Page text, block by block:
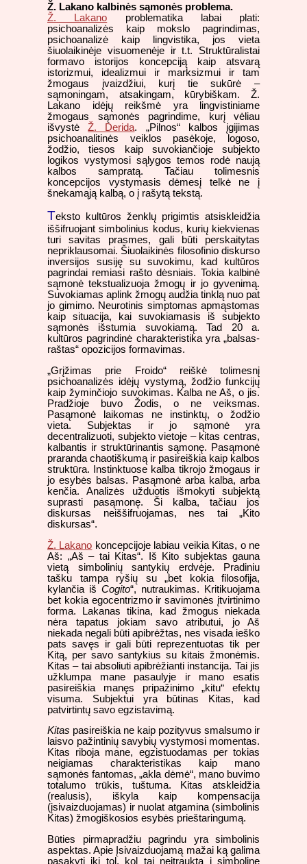
Ž. Lakano kalbinės sąmonės problema.
Ž. Lakano problematika labai plati:
psichoanalizės kaip mokslo pagrindimas,
psichoanalizė kaip lingvistika, jos vieta
šiuolaikinėje visuomenėje ir t.t. Struktūralistai
formavo istorijos koncepciją kaip atsvarą
istorizmui, idealizmui ir marksizmui ir tam
žmogaus įvaizdžiui, kurį tie sukūrė –
sąmoningam, atsakingam, kūrybiškam. Ž.
Lakano idėjų reikšmė yra lingvistiniame
žmogaus sąmonės pagrindime, kurį vėliau
išvystėŽ. Derida. „Pilnos“ kalbos įgijimas
psichoanalitinės veiklos pasėkoje, logoso,
žodžio, tiesos kaip suvokiančioje subjekto
logikos vystymosi sąlygos temos rodė naują
kalbos sampratą. Tačiau tolimesnis
koncepcijos vystymasis dėmesį telkė ne į
šnekamąją kalbą, o į rašytą tekstą.
Teksto kultūros ženklų prigimtis atsiskleidžia
iššifruojant simbolinius kodus, kurių kiekvienas
turi savitas prasmes, gali būti perskaitytas
nepriklausomai. Šiuolaikinės filosofinio diskurso
inversijos susiję su suvokimu, kad kultūros
pagrindai remiasi rašto dėsniais. Tokia kalbinė
sąmonė tekstualizuoja žmogų ir jo gyvenimą.
Suvokiamas aplink žmogų audžia tinklą nuo pat
jo gimimo. Neurotinis simptomas apmąstomas
kaip situacija, kai suvokiamasis iš subjekto
sąmonės išstumia suvokiamą. Tad 20 a.
kultūros pagrindinė charakteristika yra „balsas-
raštas“ opozicijos formavimas.
„Grįžimas prie Froido“ reiškė tolimesnį
psichoanalizės idėjų vystymą, žodžio funkcijų
kaip žyminčiojo suvokimas. Kalba ne Aš, o jis.
Pradžioje buvo Žodis, o ne veiksmas.
Pasąmonė laikomas ne instinktų, o žodžio
vieta. Subjektas ir jo sąmonė yra
decentralizuoti, subjekto vietoje – kitas centras,
kalbantis ir struktūrinantis sąmonę. Pasąmonė
praranda chaotiškumą ir pasireiškia kaip kalbos
struktūra. Instinktuose kalba tikrojo žmogaus ir
jo esybės balsas. Pasąmonė arba kalba, arba
kenčia. Analizės užduotis išmokyti subjektą
suprasti pasąmonę. Ši kalba, tačiau jos
diskursas neiššifruojamas, nes tai „Kito
diskursas“.
Ž. Lakano koncepcijoje labiau veikia Kitas, o ne
Aš: „Aš – tai Kitas“. Iš Kito subjektas gauna
vietą simbolinių santykių erdvėje. Pradiniu
tašku tampa ryšių su „bet kokia filosofija,
kylančia iš Cogito“, nutraukimas. Kritikuojama
bet kokia egocentrizmo ir savimonės įtvirtinimo
forma. Lakanas tikina, kad žmogus niekada
nėra tapatus jokiam savo atributui, jo Aš
niekada negali būti apibrėžtas, nes visada ieško
pats savęs ir gali būti reprezentuotas tik per
Kitą, per savo santykius su kitais žmonėmis.
Kitas – tai absoliuti apibrėžianti instancija. Tai jis
užklumpa mane pasaulyje ir mano esatis
pasireiškia manęs pripažinimo „kitu“ efektų
visuma. Subjektui yra būtinas Kitas, kad
patvirtintų savo egzistavimą.
Kitas pasireiškia ne kaip pozityvus smalsumo ir
laisvo pažintinių savybių vystymosi momentas.
Kitas riboja mane, egzistuodamas per tokias
neigiamas charakteristikas kaip mano
sąmonės fantomas, „akla dėmė“, mano buvimo
totalumo trūkis, tuštuma. Kitas atskleidžia
(realusis), iškyla kaip kompensacija
(įsivaizduojamas) ir nuolat atgamina (simbolinis
Kitas) žmogiškosios esybės prieštaringumą.
Būties pirmapradžiu pagrindu yra simbolinis
aspektas. Apie Įsivaizduojamą mažai ką galima
pasakyti iki tol, kol tai neįtraukta į simbolinę